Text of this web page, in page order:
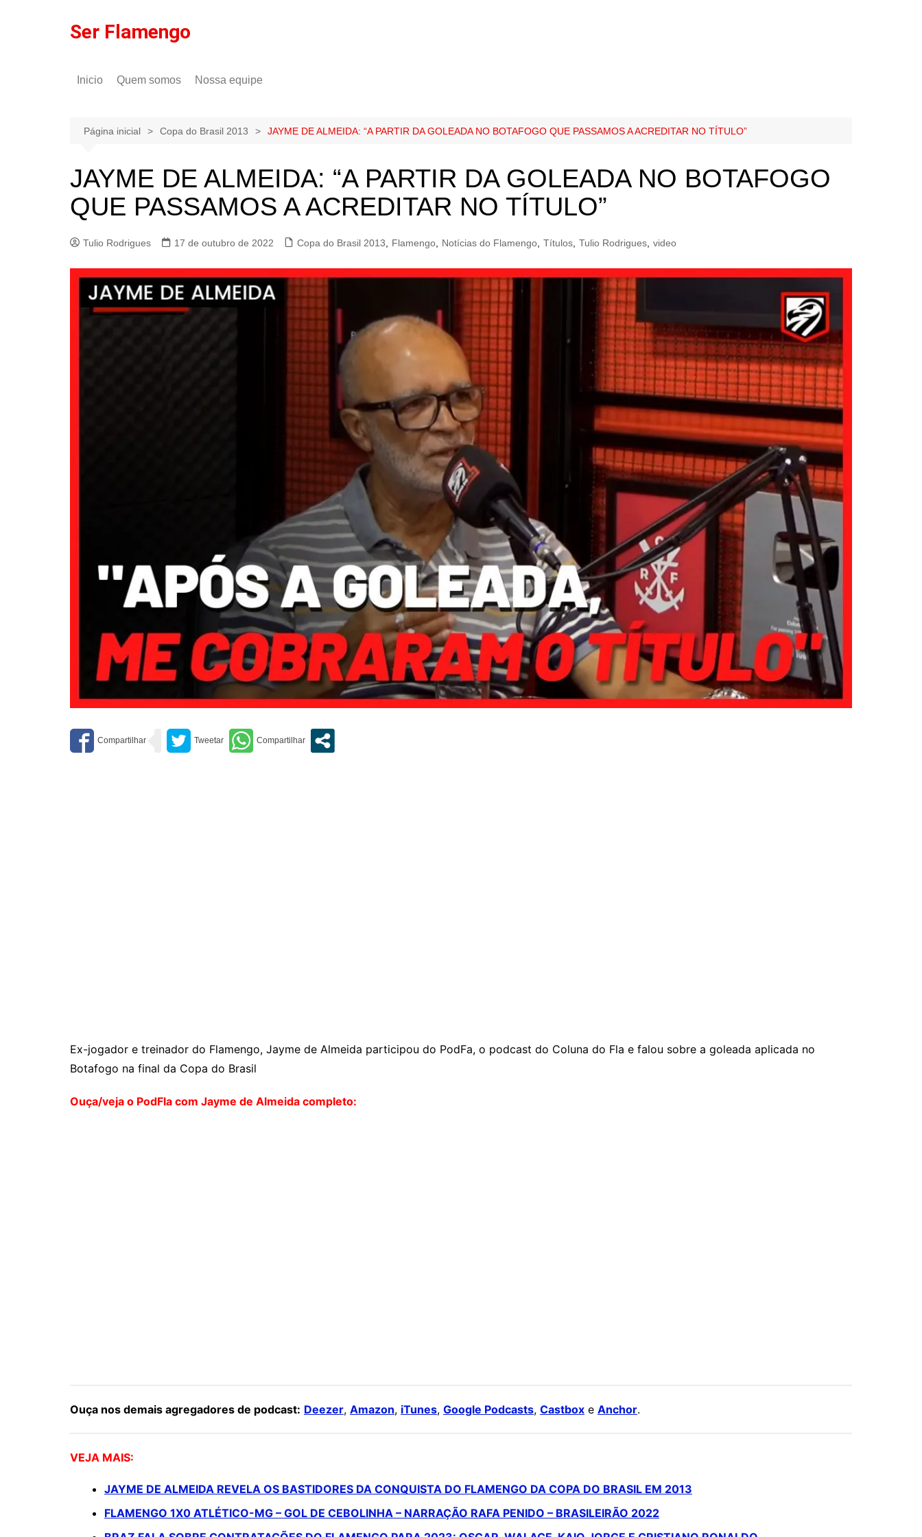
Ser Flamengo
Inicio Quem somos
Política de privacidade
Nossa equipe
Gilson Lima
Página inicial Copa do Brasil 2013 JAYME DE ALMEIDA: “A PARTIR DA GOLEADA NO BOTAFOGO QUE PASSAMOS A ACREDITAR NO TÍTULO”
JAYME DE ALMEIDA: “A PARTIR DA GOLEADA NO BOTAFOGO
QUE PASSAMOS A ACREDITAR NO TÍTULO”
Tulio Rodrigues 17 de outubro de 2022 Copa do Brasil 2013 Flamengo Notícias do Flamengo Títulos Tulio Rodrigues video
Ex-jogador e treinador do Flamengo, Jayme de Almeida participou do PodFa, o podcast do Coluna do Fla e falou sobre a goleada aplicada no
Botafogo na final da Copa do Brasil
Ouça/veja o PodFla com Jayme de Almeida completo:
Ouça nos demais agregadores de podcast: Deezer, Amazon, iTunes, Google Podcasts, Castbox e Anchor.
VEJA MAIS:
JAYME DE ALMEIDA REVELA OS BASTIDORES DA CONQUISTA DO FLAMENGO DA COPA DO BRASIL EM 2013
FLAMENGO 1X0 ATLÉTICO-MG – GOL DE CEBOLINHA – NARRAÇÃO RAFA PENIDO – BRASILEIRÃO 2022